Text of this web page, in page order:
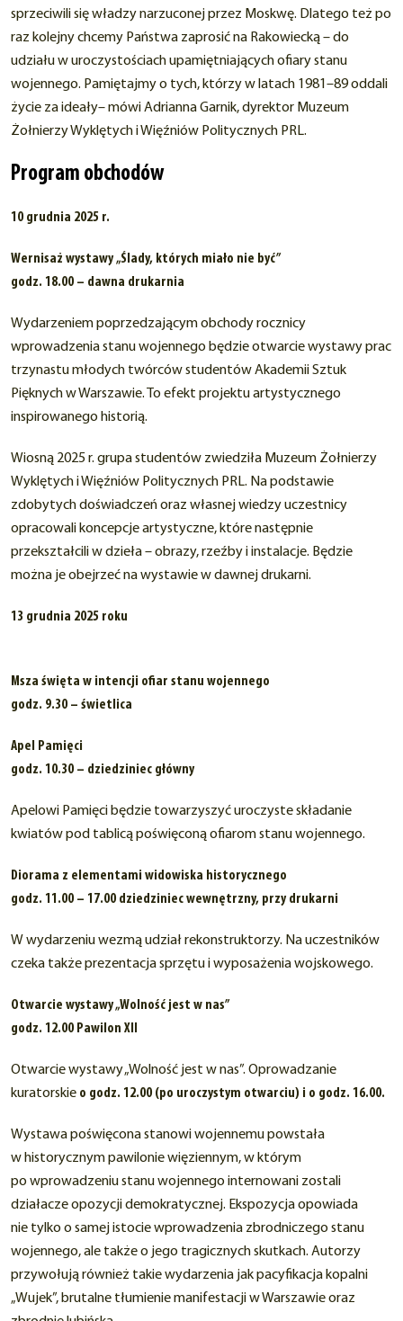
sprzeciwili się władzy narzuconej przez Moskwę. Dlatego też po
raz kolejny chcemy Państwa zaprosić na Rakowiecką – do
udziału w uroczystościach upamiętniających ofiary stanu
wojennego. Pamiętajmy o tych, którzy w latach 1981–89 oddali
życie za ideały– mówi Adrianna Garnik, dyrektor Muzeum
Żołnierzy Wyklętych i Więźniów Politycznych PRL.
Program obchodów
10 grudnia 2025 r.
Wernisaż wystawy„Ślady, których miało nie być”
godz. 18.00 – dawna drukarnia
Wydarzeniem poprzedzającym obchody rocznicy
wprowadzenia stanu wojennego będzie otwarcie wystawy prac
trzynastu młodych twórców studentów Akademii Sztuk
Pięknych w Warszawie. To efekt projektu artystycznego
inspirowanego historią.
Wiosną 2025 r. grupa studentów zwiedziła Muzeum Żołnierzy
Wyklętych i Więźniów Politycznych PRL. Na podstawie
zdobytych doświadczeń oraz własnej wiedzy uczestnicy
opracowali koncepcje artystyczne, które następnie
przekształcili w dzieła – obrazy, rzeźby i instalacje. Będzie
można je obejrzeć na wystawie w dawnej drukarni.
13 grudnia 2025 roku
Msza święta w intencji ofiar stanu wojennego
godz. 9.30 – świetlica
Apel Pamięci
godz. 10.30 – dziedziniec główny
Apelowi Pamięci będzie towarzyszyć uroczyste składanie
kwiatów pod tablicą poświęconą ofiarom stanu wojennego.
Diorama z elementami widowiska historycznego
godz. 11.00 – 17.00 dziedziniec wewnętrzny, przy drukarni
W wydarzeniu wezmą udział rekonstruktorzy. Na uczestników
czeka także prezentacja sprzętu i wyposażenia wojskowego.
Otwarcie wystawy „Wolność jest w nas”
godz. 12.00 Pawilon XII
Otwarcie wystawy „Wolność jest w nas”. Oprowadzanie
kuratorskie o godz. 12.00 (po uroczystym otwarciu) i o godz. 16.00.
Wystawa poświęcona stanowi wojennemu powstała
w historycznym pawilonie więziennym, w którym
po wprowadzeniu stanu wojennego internowani zostali
działacze opozycji demokratycznej. Ekspozycja opowiada
nie tylko o samej istocie wprowadzenia zbrodniczego stanu
wojennego, ale także o jego tragicznych skutkach. Autorzy
przywołują również takie wydarzenia jak pacyfikacja kopalni
„Wujek”, brutalne tłumienie manifestacji w Warszawie oraz